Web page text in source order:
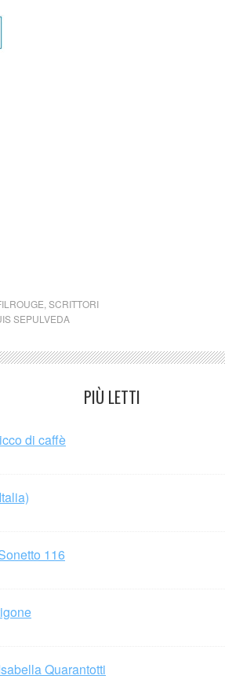
SCRITTORI
SEPULVEDA
PIÙ LETTI
di caffè
116
Quarantotti